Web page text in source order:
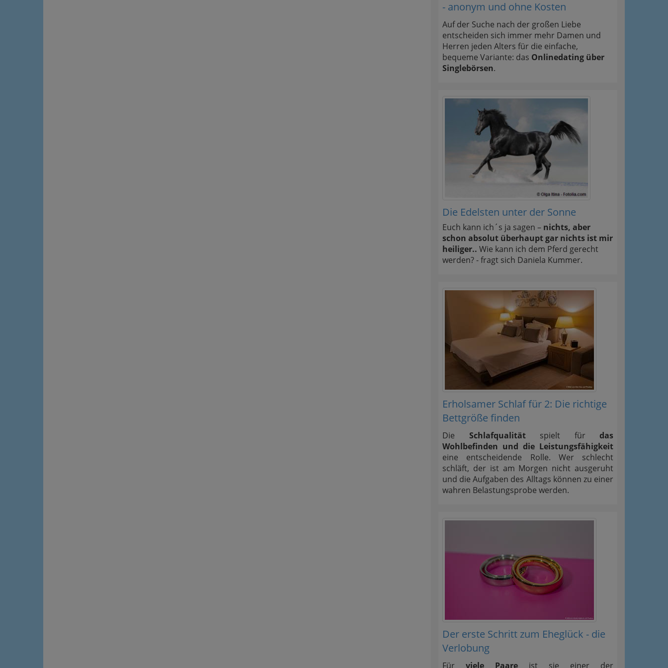
- anonym und ohne Kosten
Auf der Suche nach der großen Liebe
entscheiden sich immer mehr Damen und
Herren jeden Alters für die einfache,
bequeme Variante: das Onlinedating über
Singlebörsen.
Die Edelsten unter der Sonne
Euch kann ich´s ja sagen – nichts, aber
schon absolut überhaupt gar nichts ist mir
heiliger.. Wie kann ich dem Pferd gerecht
werden? - fragt sich Daniela Kummer.
Erholsamer Schlaf für 2: Die richtige
Bettgröße finden
Die Schlafqualitätspielt für das
Wohlbefinden und die Leistungsfähigkeit
eine entscheidende Rolle. Wer schlecht
schläft, der ist am Morgen nicht ausgeruht
und die Aufgaben des Alltags können zu einer
wahren Belastungsprobe werden.
Der erste Schritt zum Eheglück - die
Verlobung
Für viele Paare ist sie einer der